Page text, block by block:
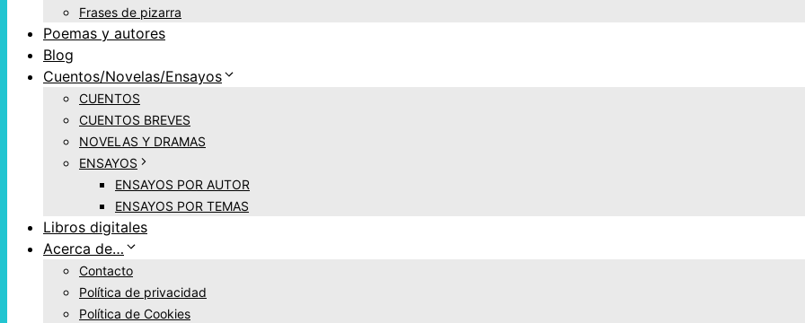
Frases de pizarra
Poemas y autores
Blog
Cuentos/Novelas/Ensayos
CUENTOS
CUENTOS BREVES
NOVELAS Y DRAMAS
ENSAYOS
ENSAYOS POR AUTOR
ENSAYOS POR TEMAS
Libros digitales
Acerca de…
Contacto
Política de privacidad
Política de Cookies